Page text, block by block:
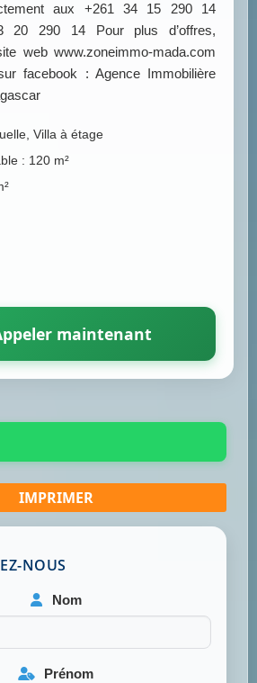
aux +261 34 15 290 14
20 290 14 Pour plus d’offres,
web www.zoneimmo-mada.com
facebook : Agence Immobilière
Villa à étage
: 120 m²
maintenant
NOUS
Nom
Prénom